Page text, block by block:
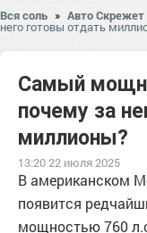
Вся соль » Авто Скрежет
него готовы отдать
Самый
почему за
миллионы?
13:20 22 июля 2025
В американском
появится
мощностью 760